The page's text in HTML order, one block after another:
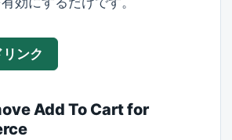
ンク
Add To Cart for